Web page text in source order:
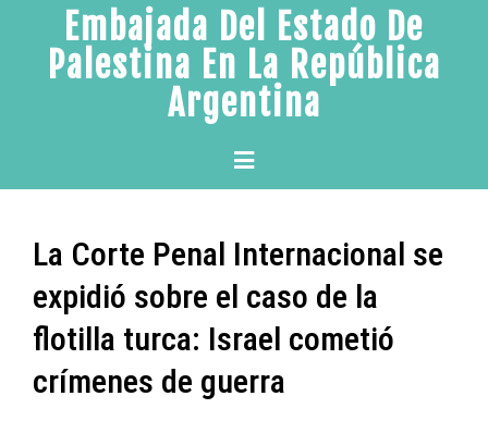
content
Embajada Del Estado De
Palestina En La República
Argentina
Primary
Menu
La Corte Penal Internacional se
expidió sobre el caso de la
flotilla turca: Israel cometió
crímenes de guerra